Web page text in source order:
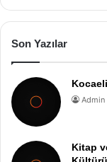
Son Yazılar
Admin
Kitap